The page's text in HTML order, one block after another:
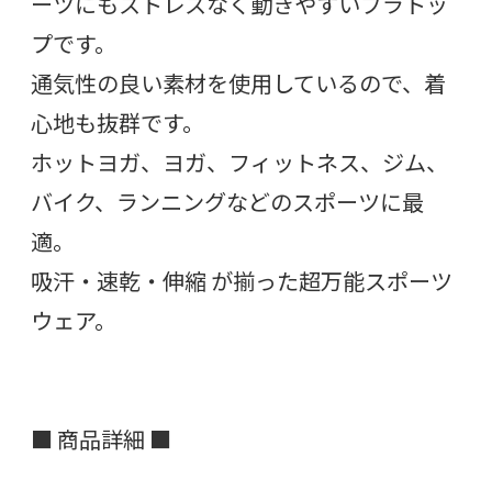
プです。
通気性の良い素材を使用しているので、着
心地も抜群です。
ホットヨガ、ヨガ、フィットネス、ジム、
バイク、ランニングなどのスポーツに最
適。
吸汗・速乾・伸縮 が揃った超万能スポーツ
ウェア。
■ 商品詳細 ■